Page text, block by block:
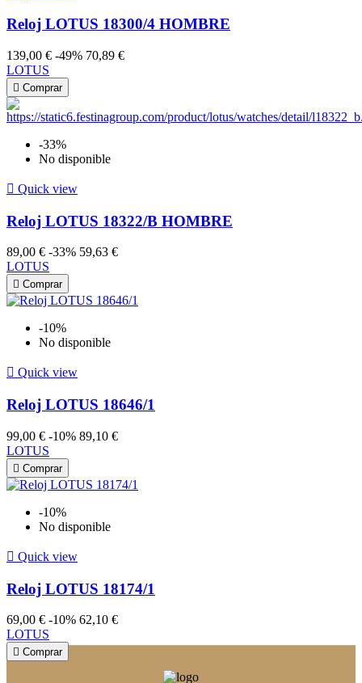
Reloj LOTUS 18300/4 HOMBRE
139,00 € -49% 70,89 €
LOTUS
 Comprar
-33%
No disponible
 Quick view
Reloj LOTUS 18322/B HOMBRE
89,00 € -33% 59,63 €
LOTUS
 Comprar
-10%
No disponible
 Quick view
Reloj LOTUS 18646/1
99,00 € -10% 89,10 €
LOTUS
 Comprar
-10%
No disponible
 Quick view
Reloj LOTUS 18174/1
69,00 € -10% 62,10 €
LOTUS
 Comprar